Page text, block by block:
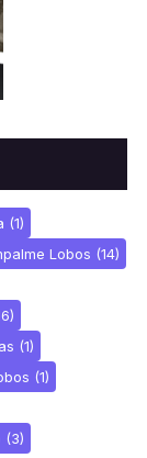
(1)
Lobos (14)
(1)
(1)
(3)